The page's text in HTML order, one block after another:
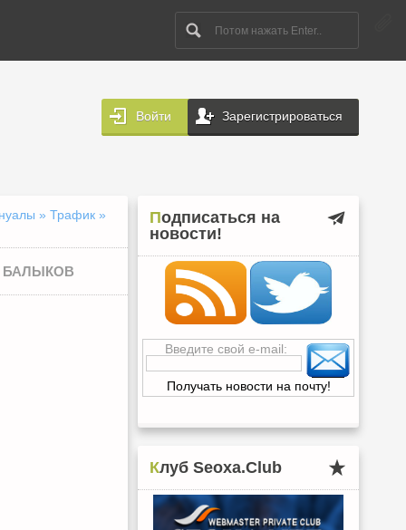
Войти Зарегистрироваться
» Трафик »
БАЛЫКОВ
Подписаться на
новости!
Введите свой e-mail:
Клуб Seoxa.Club